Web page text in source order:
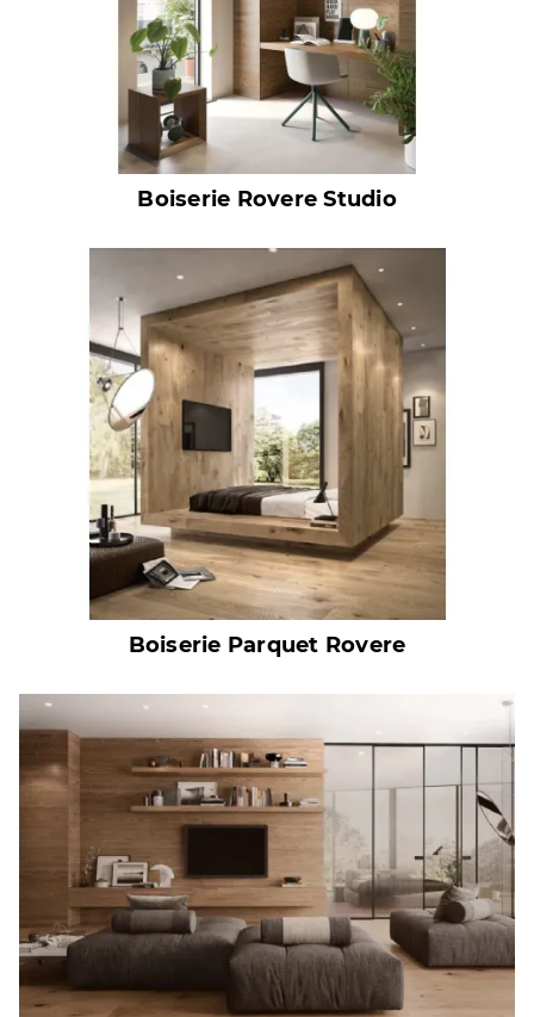
Boiserie Rovere Studio
Boiserie Parquet Rovere